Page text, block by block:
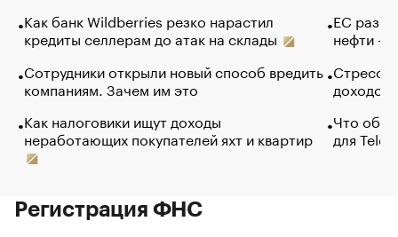
Как банк Wildberries резко нарастил
кредиты селлерам до атак на склады
Сотрудники открыли новый способ вредить
компаниям. Зачем им это
Как налоговики ищут доходы
неработающих покупателей яхт и квартир
ЕС
нефти —
Стресс
доходов
Что
для
Регистрация ФНС